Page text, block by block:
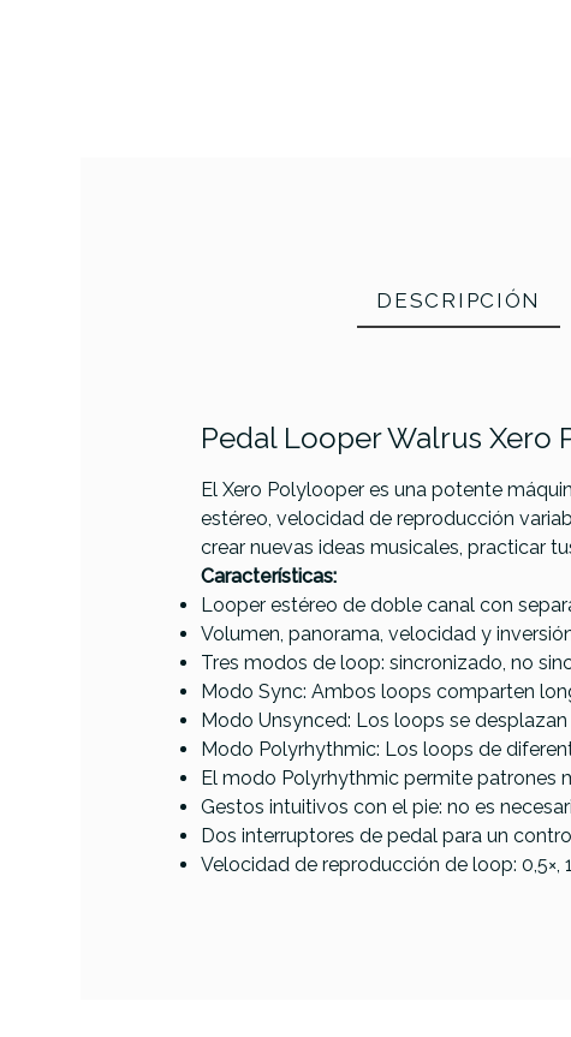
DESCRIPCIÓN
Pedal Looper Walrus Xero
El Xero Polylooper es una potente
estéreo, velocidad de reproducción
crear nuevas ideas musicales, practicar
Características:
Looper estéreo de doble canal con
Volumen, panorama, velocidad y
Tres modos de loop: sincronizado, no
Modo Sync: Ambos loops comparten
Modo Unsynced: Los loops se
Modo Polyrhythmic: Los loops de
El modo Polyrhythmic permite patrones
Gestos intuitivos con el pie: no es
Dos interruptores de pedal para un
Velocidad de reproducción de loop: 0,5×,
ReferenciaPEDAGUIWRU064
PRODUCTO
Sheeran